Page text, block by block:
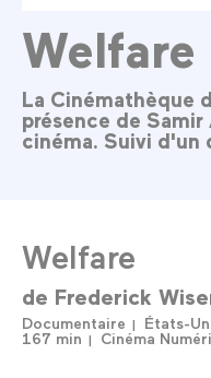
Welfare
La Cinémathèque
présence de
cinéma. Suivi d'un
Welfare
de Frederick
Documentaire États-
167 min
Cinéma